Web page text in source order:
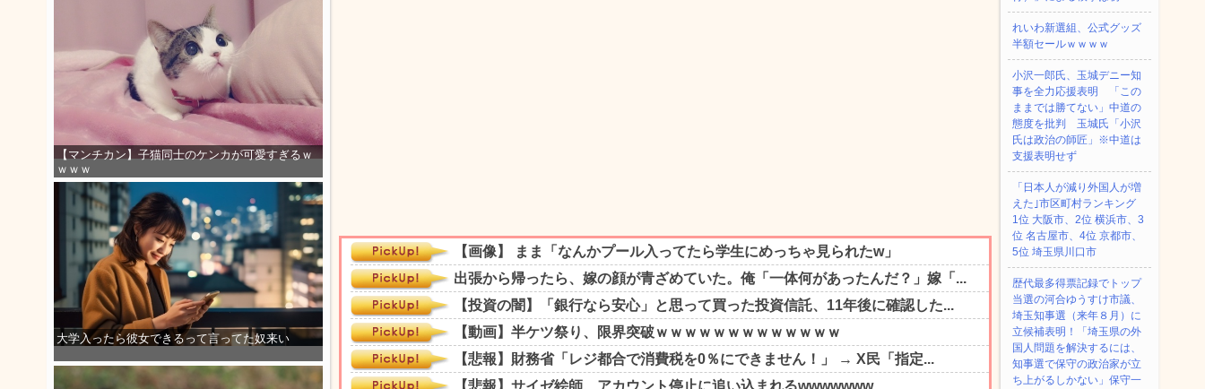
【マンチカン】子猫同士のケンカが可愛すぎるｗ
ｗｗｗ
大学入ったら彼女できるって言ってた奴来い
れいわ新選組、公式グッズ
半額セールｗｗｗｗ
小沢一郎氏、玉城デニー知
事を全力応援表明 「この
ままでは勝てない」中道の
態度を批判 玉城氏「小沢
氏は政治の師匠」※中道は
支援表明せず
「日本人が減り外国人が増
えた｣市区町村ランキング
1位 大阪市、2位 横浜市、3
位 名古屋市、4位 京都市、
5位 埼玉県川口市
歴代最多得票記録でトップ
当選の河合ゆうすけ市議、
埼玉知事選（来年８月）に
立候補表明！「埼玉県の外
国人問題を解決するには、
知事選で保守の政治家が立
ち上がるしかない」保守一